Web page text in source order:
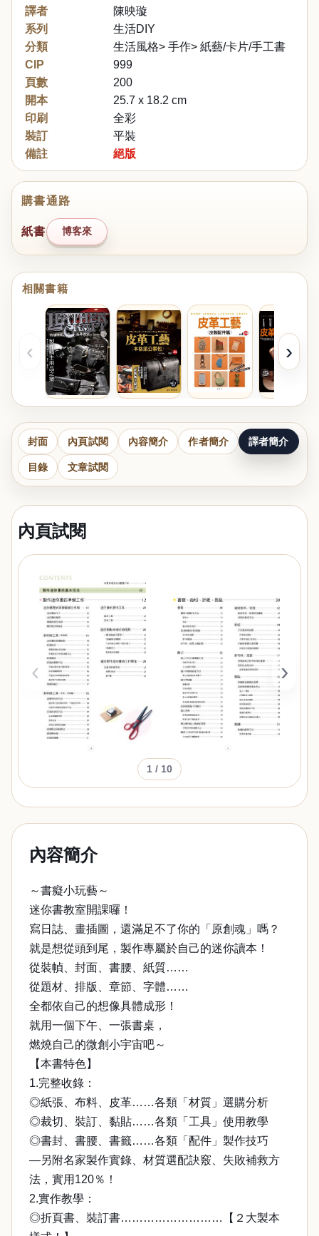
譯者
陳映璇
系列
生活DIY
分類
生活風格> 手作> 紙藝/卡片/手工書
CIP
999
頁數
200
開本
25.7 x 18.2 cm
印刷
全彩
裝訂
平裝
備註
絕版
購書通路
紙書 博客來
相關書籍
‹ ›
封面 內頁試閱 內容簡介 作者簡介 譯者簡介
目錄 文章試閱
內頁試閱
‹ ›
1 / 10
內容簡介
～書癡小玩藝～
迷你書教室開課囉！
寫日誌、畫插圖，還滿足不了你的「原創魂」嗎？
就是想從頭到尾，製作專屬於自己的迷你讀本！
從裝幀、封面、書腰、紙質……
從題材、排版、章節、字體……
全都依自己的想像具體成形！
就用一個下午、一張書桌，
燃燒自己的微創小宇宙吧～
【本書特色】
1.完整收錄：
◎紙張、布料、皮革……各類「材質」選購分析
◎裁切、裝訂、黏貼……各類「工具」使用教學
◎書封、書腰、書籤……各類「配件」製作技巧
—另附名家製作實錄、材質選配訣竅、失敗補救方
法，實用120％！
2.實作教學：
◎折頁書、裝訂書………………………【２大製本